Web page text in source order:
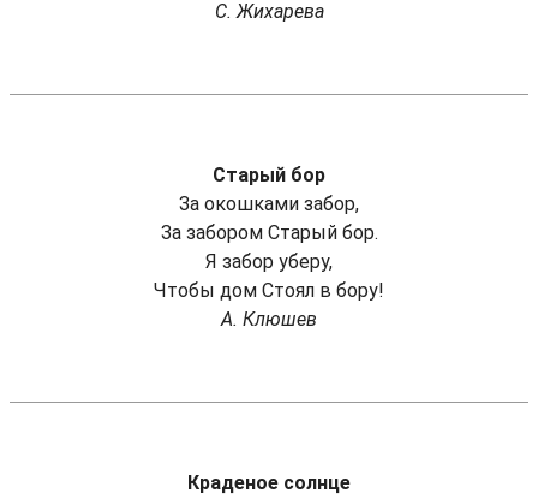
С. Жихарева
Старый бор
За окошками забор,
За забором Старый бор.
Я забор уберу,
Чтобы дом Стоял в бору!
А. Клюшев
Краденое солнце